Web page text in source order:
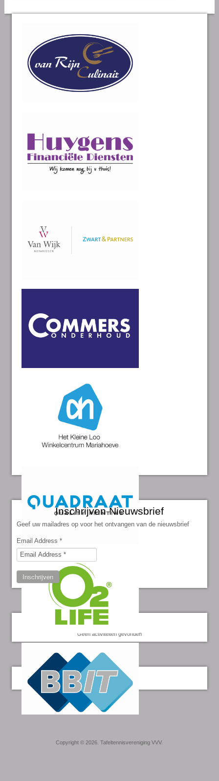
Inschrijven Nieuwsbrief
Geef uw mailadres op voor het ontvangen van de nieuwsbrief
Email Address *
Inschrijven
Kalender
Geen activiteiten gevonden
Twitter
Copyright © 2026. Tafeltennisvereniging VVV.